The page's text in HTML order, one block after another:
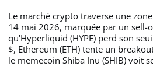
Le marché crypto traverse une
14 mai 2026, marquée par un sell-
qu'Hyperliquid (HYPE) perd son
$, Ethereum (ETH) tente un
le memecoin Shiba Inu (SHIB) voit